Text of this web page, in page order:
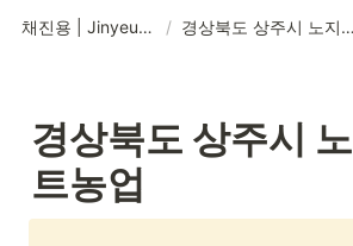
채진용 | Jinyeung Chae / 경상북도 상주시 노지스마트농업
경상북도 상주시
트농업